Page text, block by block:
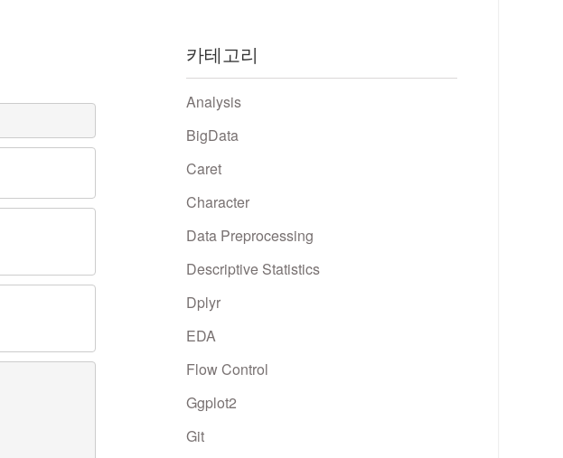
카테고리
Analysis
BigData
Caret
Character
Data Preprocessing
Descriptive Statistics
Dplyr
EDA
Flow Control
Ggplot2
Git